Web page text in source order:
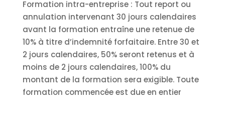
Formation intra-entreprise : Tout report ou
annulation intervenant 30 jours calendaires
avant la formation entraîne une retenue de
10% à titre d’indemnité forfaitaire. Entre 30 et
2 jours calendaires, 50% seront retenus et à
moins de 2 jours calendaires, 100% du
montant de la formation sera exigible. Toute
formation commencée est due en entier